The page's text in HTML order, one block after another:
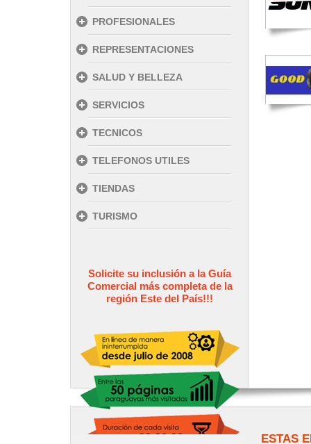
PROFESIONALES
REPRESENTACIONES
SALUD Y BELLEZA
SERVICIOS
TECNICOS
TELEFONOS UTILES
TIENDAS
TURISMO
Solicite su inclusión a la Guía
Comercial más completa de la
región Este del País!!!
ESTAS